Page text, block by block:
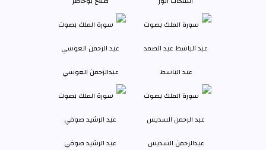
عبد الباسط عبدالرحمن العوسي
عبدالرحمن السديس عبد الرشيد صوفي